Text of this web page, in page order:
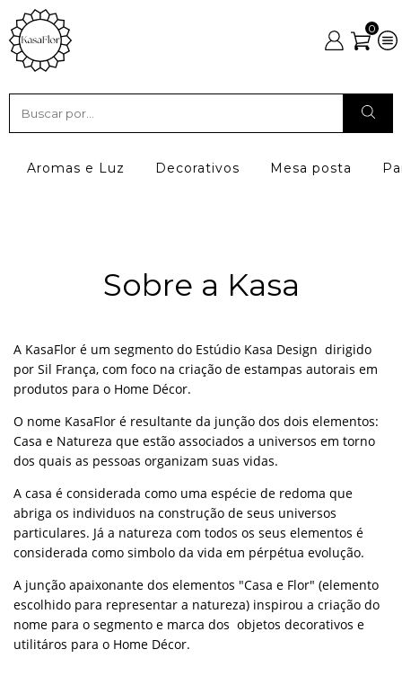
0
Aromas e Luz Decorativos Mesa posta
Sobre a Kasa
A KasaFlor é um segmento do Estúdio Kasa Design dirigido
por Sil França, com foco na criação de estampas autorais em
produtos para o Home Décor.
O nome KasaFlor é resultante da junção dos dois elementos:
Casa e Natureza que estão associados a universos em torno
dos quais as pessoas organizam suas vidas.
A casa é considerada como uma espécie de redoma que
abriga os individuos na construção de seus universos
particulares. Já a natureza com todos os seus elementos é
considerada como simbolo da vida em pérpétua evolução.
A junção apaixonante dos elementos "Casa e Flor" (elemento
escolhido para representar a natureza) inspirou a criação do
nome para o segmento e marca dos objetos decorativos e
utilitáros para o Home Décor.